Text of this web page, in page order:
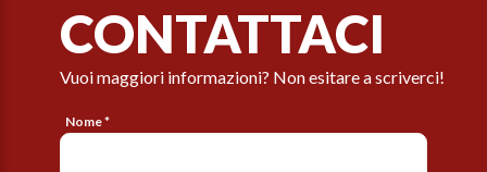
CONTATTACI
Vuoi maggiori informazioni? Non esitare a scriverci!
Nome *